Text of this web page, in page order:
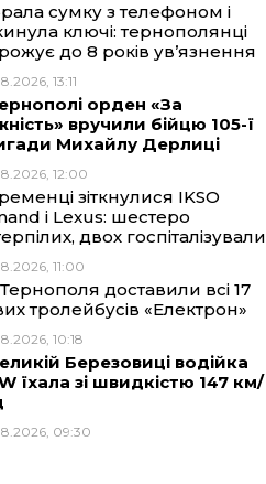
сумку з телефоном і
ключі: тернополянці
до 8 років ув’язнення
13:11
орден «За
вручили бійцю 105-ї
Михайлу Дерлиці
12:00
зіткнулися IKSO
і Lexus: шестеро
двох госпіталізували
11:00
доставили всі 17
тролейбусів «Електрон»
10:18
Березовиці водійка
їхала зі швидкістю 147 км/
09:30